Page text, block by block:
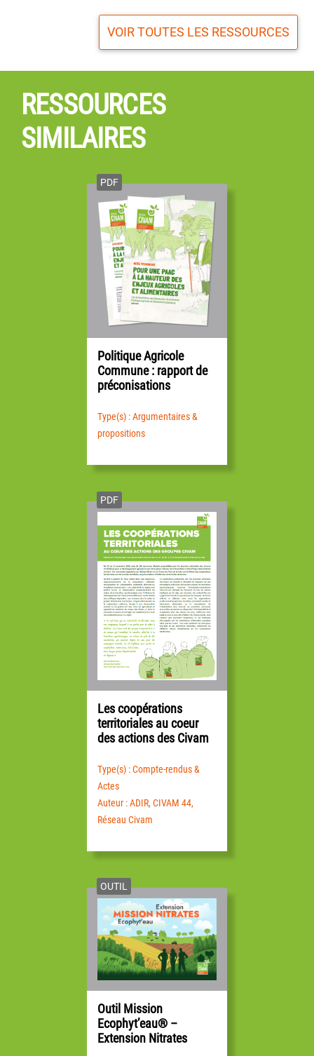
VOIR TOUTES LES RESSOURCES
RESSOURCES
SIMILAIRES
PDF
Politique Agricole
Commune : rapport de
préconisations
Type(s) : Argumentaires &
propositions
PDF
Les coopérations
territoriales au coeur
des actions des Civam
Type(s) : Compte-rendus &
Actes
Auteur : ADIR, CIVAM 44,
Réseau Civam
OUTIL
Outil Mission
Ecophyt’eau® –
Extension Nitrates